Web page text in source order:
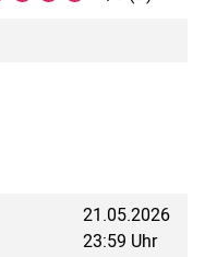
21.05.2026
23:59 Uhr